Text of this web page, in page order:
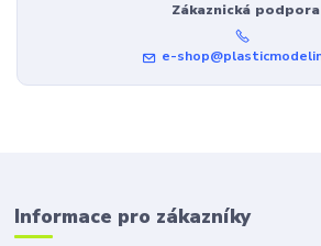
Zákaznická podpora
e-
Informace pro zákazníky